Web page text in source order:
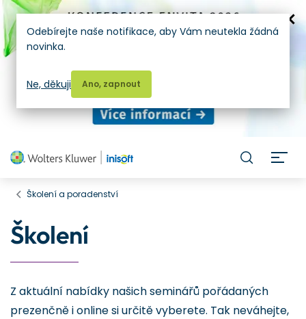
Školení a poradenství
Školení
Z aktuální nabídky našich seminářů pořádaných
prezenčně i online si určitě vyberete. Tak neváhejte,
Odebírejte naše notifikace, aby Vám neutekla žádná
novinka.
Ano, zapnout
Ne, děkuji